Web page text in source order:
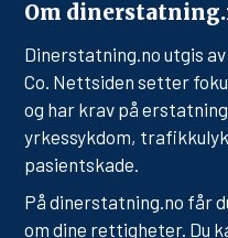
Om
Dinerstatning.no utgis
Co. Nettsiden setter
og har krav på
yrkessykdom,
pasientskade.
På dinerstatning.no får
om dine rettigheter. Du